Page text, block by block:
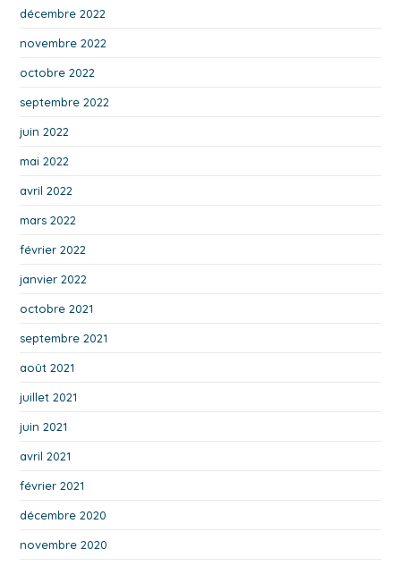
décembre 2022
novembre 2022
octobre 2022
septembre 2022
juin 2022
mai 2022
avril 2022
mars 2022
février 2022
janvier 2022
octobre 2021
septembre 2021
août 2021
juillet 2021
juin 2021
avril 2021
février 2021
décembre 2020
novembre 2020